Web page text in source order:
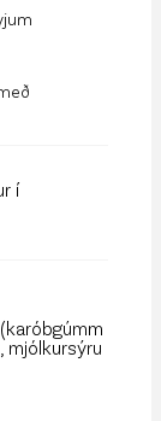
í
mjólkursýru